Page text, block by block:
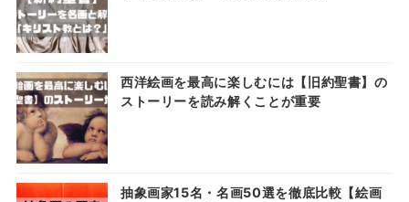
西洋絵画を最高に楽しむには【旧約聖書】の
ストーリーを読み解くことが重要
抽象画家15名・名画50選を徹底比較【絵画